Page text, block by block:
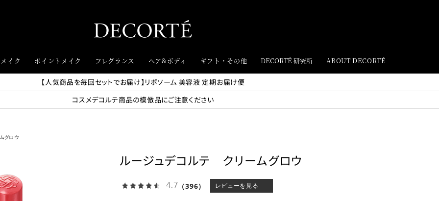
イク ポイントメイク フレグランス ヘア&ボディ ギフト・その他 DECORTÉ 研究所 ABOUT DECORTÉ
【人気商品を毎回セットでお届け】リポソーム 美容液 定期お届け便
コスメデコルテ商品の模倣品にご注意ください
グロウ
ルージュデコルテ クリームグロウ
4.7 （396） レビューを見る